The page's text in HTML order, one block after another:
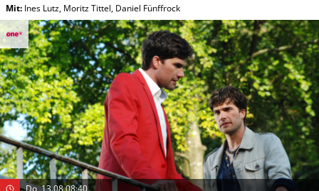
Mit: Ines Lutz, Moritz Tittel, Daniel Fünffrock
Do, 13.08 08:40